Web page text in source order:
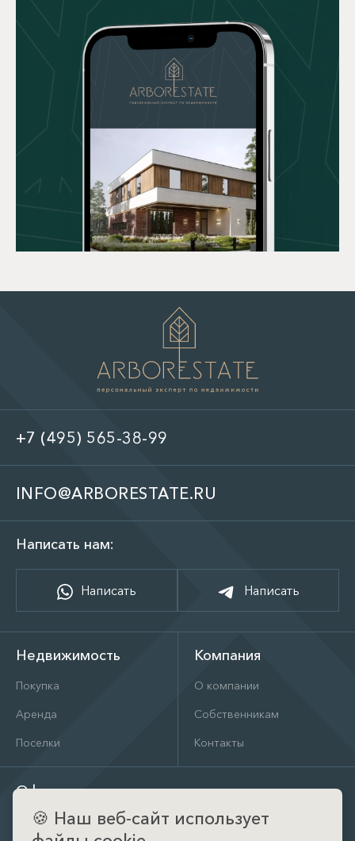
+7 (495) 565-38-99
INFO@ARBORESTATE.RU
Написать нам:
Написать Написать
Недвижимость
Покупка
Аренда
Поселки
Компания
О компании
Собственникам
Контакты
Офис
д. Тимошкино, ул. Архитектора Райта, д. 1 (КП Кристал
Истра)
🍪 Наш веб-сайт использует